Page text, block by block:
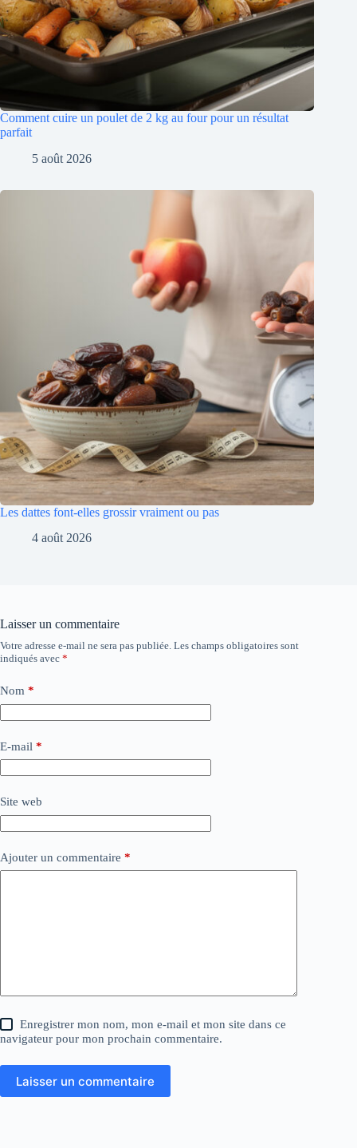
Comment cuire un poulet de 2 kg au four pour un résultat
parfait
5 août 2026
Les dattes font-elles grossir vraiment ou pas
4 août 2026
Laisser un commentaire
Votre adresse e-mail ne sera pas publiée. Les champs obligatoires sont
indiqués avec *
Nom *
E-mail *
Site web
Ajouter un commentaire *
Enregistrer mon nom, mon e-mail et mon site dans ce
navigateur pour mon prochain commentaire.
Laisser un commentaire